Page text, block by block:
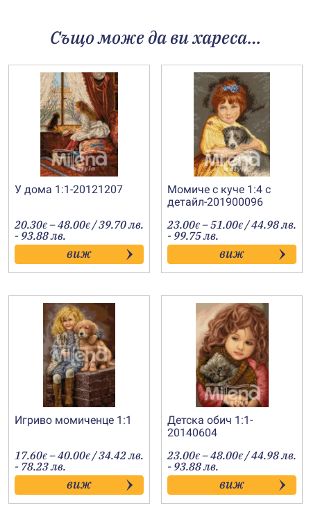
Също може да ви хареса…
У дома 1:1-20121207
20.30€ –48.00€Price
range:
20.30€
through
48.00€
/ 39.70 лв.
- 93.88 лв.
виж
Момиче с куче 1:4 с
детайл-201900096
23.00€ –51.00€Price
range:
23.00€
through
51.00€
/ 44.98 лв.
- 99.75 лв.
виж
Игриво момиченце 1:1
17.60€ –40.00€Price
range:
17.60€
through
40.00€
/ 34.42 лв.
- 78.23 лв.
виж
Детска обич 1:1-
20140604
23.00€ –48.00€Price
range:
23.00€
through
48.00€
/ 44.98 лв.
- 93.88 лв.
виж